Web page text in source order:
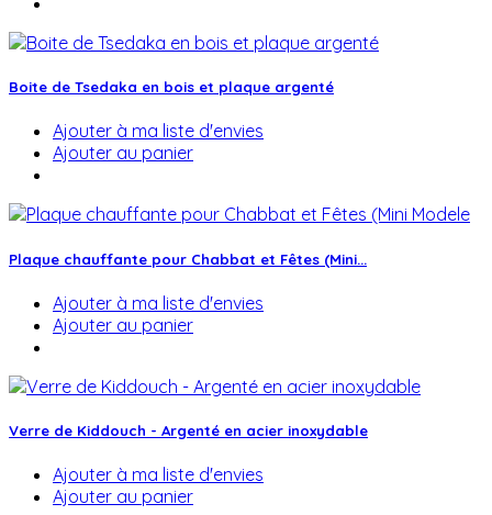
Boite de Tsedaka en bois et plaque argenté
Ajouter à ma liste d'envies
Ajouter au panier
Plaque chauffante pour Chabbat et Fêtes (Mini...
Ajouter à ma liste d'envies
Ajouter au panier
Verre de Kiddouch - Argenté en acier inoxydable
Ajouter à ma liste d'envies
Ajouter au panier